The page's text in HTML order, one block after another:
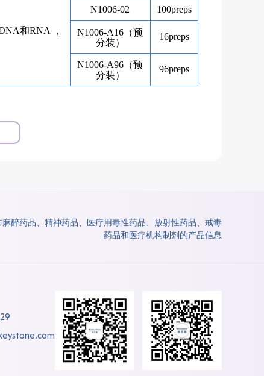
和RNA
，
N1006-02 100preps
N1006-A16 （预
分装）
16preps
N1006-A96 （预
分装）
96preps
醉药品、精神药品、医疗用毒性药品、放射性药品、戒毒
药品和医疗机构制剂的产品信息